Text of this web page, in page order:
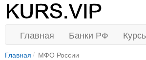
Главная Банки РФ
Главная МФО России